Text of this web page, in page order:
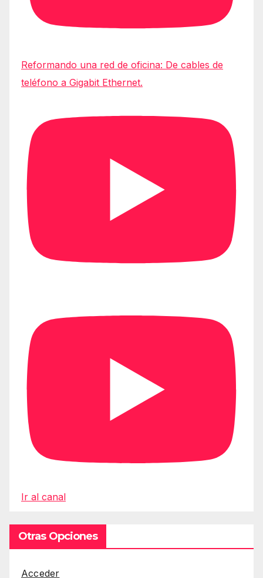
Reformando una red de oficina: De cables de
teléfono a Gigabit Ethernet.
Ir al canal
Otras Opciones
Acceder